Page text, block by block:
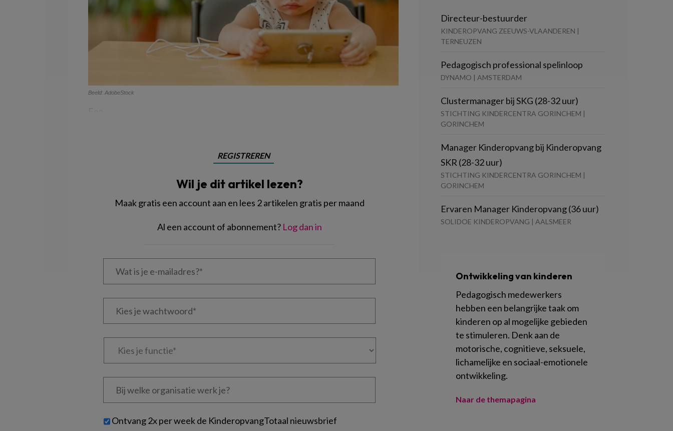
Beeld: AdobeStock
REGISTREREN
Wil je dit artikel lezen?
Maak gratis een account aan en lees 2 artikelen gratis per maand
Al een account of abonnement? Log dan in
Wat
Kies
Kies
Bij
welke
je?
Untitled
Ontvang 2x per week de KinderopvangTotaal nieuwsbrief
Directeur-bestuurder
KINDEROPVANG ZEEUWS-VLAANDEREN |
TERNEUZEN
Pedagogisch professional spelinloop
DYNAMO | AMSTERDAM
Clustermanager bij SKG (28-32 uur)
STICHTING KINDERCENTRA GORINCHEM |
GORINCHEM
Manager Kinderopvang bij Kinderopvang
SKR (28-32 uur)
STICHTING KINDERCENTRA GORINCHEM |
GORINCHEM
Ervaren Manager Kinderopvang (36 uur)
SOLIDOE KINDEROPVANG | AALSMEER
Ontwikkeling van kinderen
Pedagogisch medewerkers
hebben een belangrijke taak om
kinderen op al mogelijke gebieden
te stimuleren. Denk aan de
motorische, cognitieve, seksuele,
lichamelijke en sociaal-emotionele
ontwikkeling.
Naar de themapagina